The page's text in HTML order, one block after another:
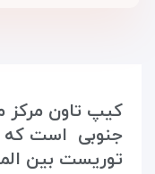
کیپ تاون مرکز
توریست بین